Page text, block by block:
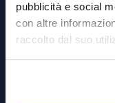
pubblicità e social
con altre
raccolto dal suo
GDP GEOMIN SRL